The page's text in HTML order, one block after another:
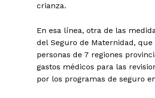
crianza.
En esa línea, otra de las
del Seguro de Maternidad,
personas de 7 regiones
gastos médicos para las
por los programas de seguro